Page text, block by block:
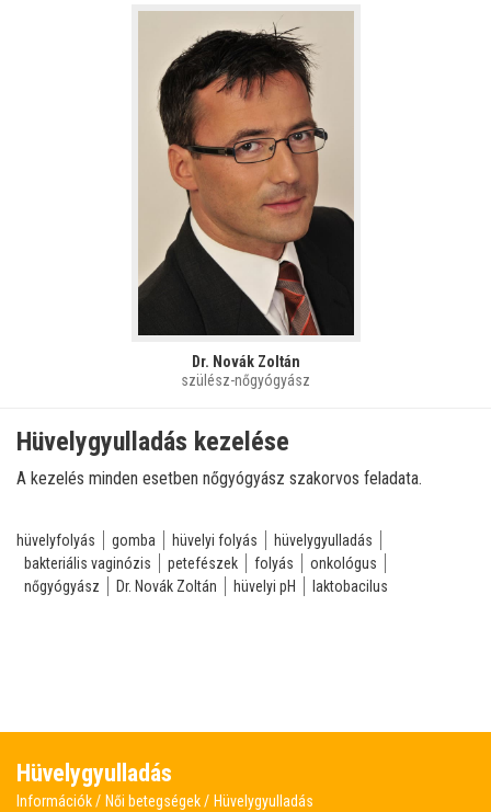
Dr. Novák Zoltán
szülész-nőgyógyász
Hüvelygyulladás kezelése
A kezelés minden esetben nőgyógyász szakorvos feladata.
hüvelyfolyás gomba hüvelyi folyás
hüvelygyulladás
bakteriális vaginózis
petefészek folyás
onkológus
nőgyógyász
Dr. Novák Zoltán hüvelyi pH laktobacilus
Hüvelygyulladás
Információk Női betegségek Hüvelygyulladás